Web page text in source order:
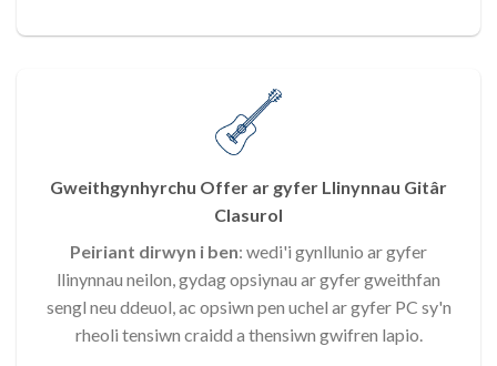
Gweithgynhyrchu Offer ar gyfer Llinynnau Gitâr
Clasurol
Peiriant dirwyn i ben: wedi'i gynllunio ar gyfer
llinynnau neilon, gydag opsiynau ar gyfer gweithfan
sengl neu ddeuol, ac opsiwn pen uchel ar gyfer PC sy'n
rheoli tensiwn craidd a thensiwn gwifren lapio.